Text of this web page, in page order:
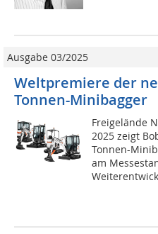
Ausgabe 03/2025
Weltpremiere der
Tonnen-Minibagger
Freigelände
2025 zeigt
Tonnen-
am